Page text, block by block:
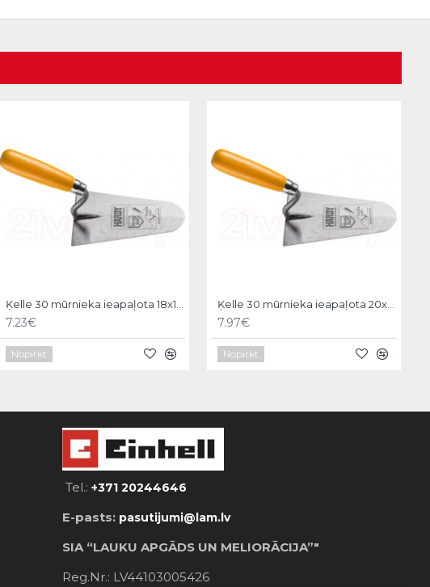
7.23€
Nopirkt
7.97€
Nopirkt
Tel.:+371 20244646
E-pasts: pasutijumi@lam.lv
SIA “LAUKU APGĀDS UN MELIORĀCIJA”"
Reg.Nr.: LV44103005426